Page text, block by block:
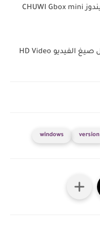
تعرف على اقوى جهاز بوكس ويندوز CHUWI Gbox mini
أحصل على تفعيل برنامج تحويل صيغ الفيديو HD Video
version
windows